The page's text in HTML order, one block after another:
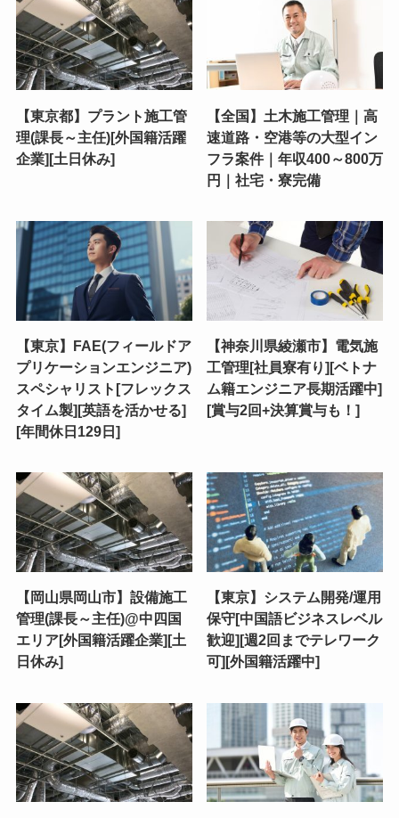
【東京都】プラント施工管
理(課長～主任)[外国籍活躍
企業][土日休み]
【全国】土木施工管理｜高
速道路・空港等の大型イン
フラ案件｜年収400～800万
円｜社宅・寮完備
【東京】FAE(フィールドア
プリケーションエンジニア)
スペシャリスト[フレックス
タイム製][英語を活かせる]
[年間休日129日]
【神奈川県綾瀬市】電気施
工管理[社員寮有り][ベトナ
ム籍エンジニア長期活躍中]
[賞与2回+決算賞与も！]
【岡山県岡山市】設備施工
管理(課長～主任)@中四国
エリア[外国籍活躍企業][土
日休み]
【東京】システム開発/運用
保守[中国語ビジネスレベル
歓迎][週2回までテレワーク
可][外国籍活躍中]